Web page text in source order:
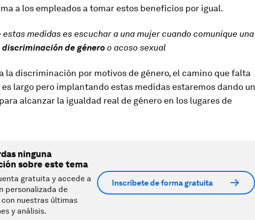
a los empleados a tomar estos beneficios por igual.
estas medidas es escuchar a una mujer cuando comunique una
discriminación de géneroo acoso sexual
la discriminación por motivos de género, el camino que falta
largo pero implantando estas medidas estaremos dando un
alcanzar la igualdad real de género en los lugares de
ninguna
sobre este tema
gratuita y accede a
personalizada de
nuestras últimas
y análisis.
Inscríbete de forma gratuita